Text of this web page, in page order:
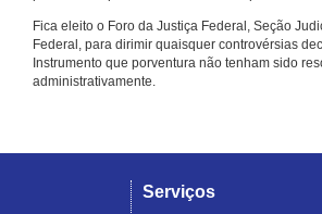
Fica eleito o Foro da Justiça Federal, Seção
Federal, para dirimir quaisquer controvérsias
Instrumento que porventura não tenham sido
administrativamente.
Serviços